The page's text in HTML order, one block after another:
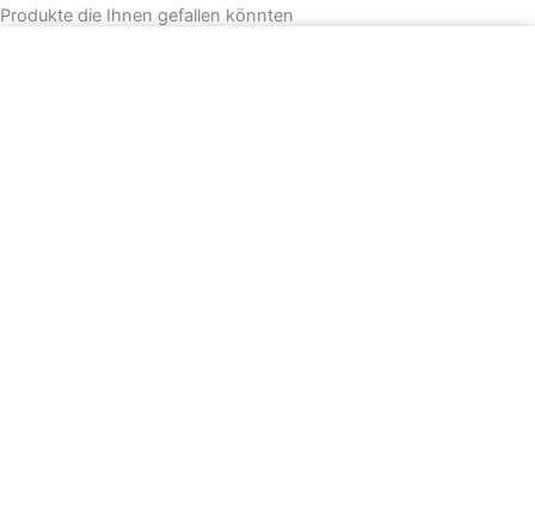
Produkte die Ihnen gefallen könnten